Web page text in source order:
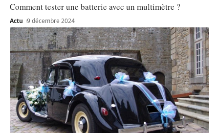
Comment tester une batterie avec un multimètre ?
Actu 9 décembre 2024